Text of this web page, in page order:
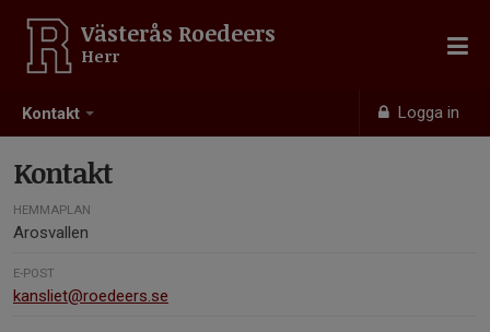
Kontakt Logga in
Västerås Roedeers
Herr
Kontakt
HEMMAPLAN
Arosvallen
E-POST
kansliet@roedeers.se